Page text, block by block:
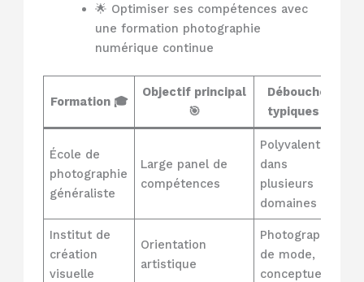
🌟 Optimiser ses compétences avec
une formation photographie
numérique continue
Formation 🎓
Objectif principal
🎯
Débouchés
typiques 📈
École de
photographie
généraliste
Large panel de
compétences
Polyvalent
dans
plusieurs
domaines
Institut de
création
visuelle
Orientation
artistique
Photographe
de mode,
conceptuel